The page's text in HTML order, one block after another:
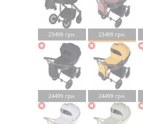
23499 грн. 23499 грн.
24499 грн. 24499 грн.